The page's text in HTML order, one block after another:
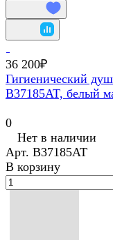
36 200₽
Гигиенический
В37185AT, белый
0
Нет в наличии
Арт. В37185AT
В корзину